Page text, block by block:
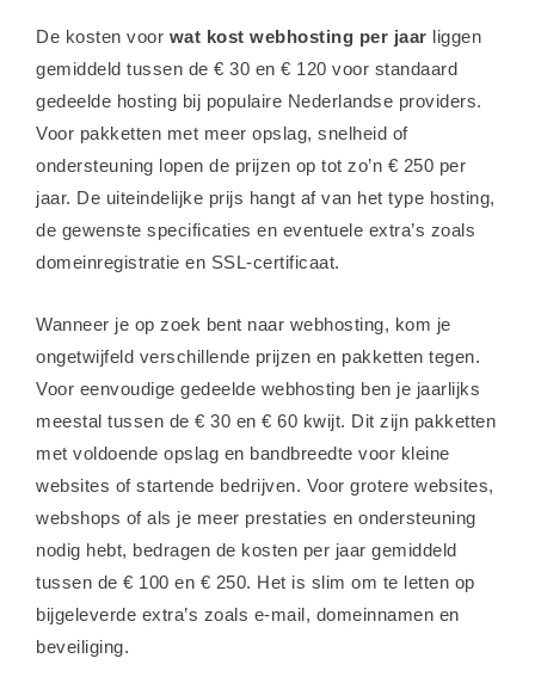
De kosten voor wat kost webhosting per jaar liggen
gemiddeld tussen de € 30 en € 120 voor standaard
gedeelde hosting bij populaire Nederlandse providers.
Voor pakketten met meer opslag, snelheid of
ondersteuning lopen de prijzen op tot zo’n € 250 per
jaar. De uiteindelijke prijs hangt af van het type hosting,
de gewenste specificaties en eventuele extra’s zoals
domeinregistratie en SSL-certificaat.
Wanneer je op zoek bent naar webhosting, kom je
ongetwijfeld verschillende prijzen en pakketten tegen.
Voor eenvoudige gedeelde webhosting ben je jaarlijks
meestal tussen de € 30 en € 60 kwijt. Dit zijn pakketten
met voldoende opslag en bandbreedte voor kleine
websites of startende bedrijven. Voor grotere websites,
webshops of als je meer prestaties en ondersteuning
nodig hebt, bedragen de kosten per jaar gemiddeld
tussen de € 100 en € 250. Het is slim om te letten op
bijgeleverde extra’s zoals e-mail, domeinnamen en
beveiliging.